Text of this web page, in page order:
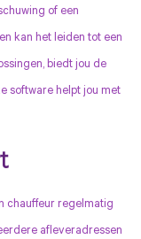
of een
kan het leiden tot een
biedt jou de
software helpt jou met
chauffeur regelmatig
afleveradressen